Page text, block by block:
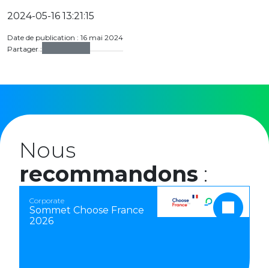
2024-05-16 13:21:15
Date de publication : 16 mai 2024
Partager :
Nous
recommandons :
Corporate
Sommet Choose France
2026